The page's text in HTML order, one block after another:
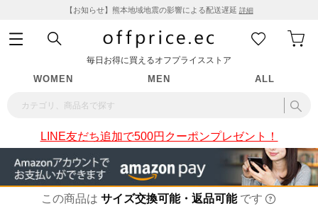
【お知らせ】熊本地域地震の影響による配送遅延 詳細
毎日お得に買えるオフプライスストア
WOMEN MEN ALL
LINE友だち追加で500円クーポンプレゼント！
この商品は サイズ交換可能・返品可能 です